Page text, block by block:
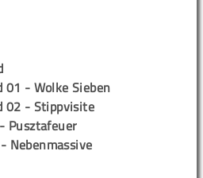
01 - Wolke Sieben
02 - Stippvisite
Pusztafeuer
Nebenmassive